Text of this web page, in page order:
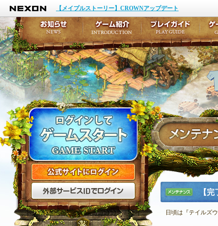
NEXON
【メイプルストーリー】CROWNアップデート
公式サイトにログイン
外部サービスIDでログ
メンテナ
ンス
【
日頃は『テイルズ
お知らせ
イベント
アップデート
メンテナンス
ゲーム紹介
キャラクター作成
テイルズ初級者講座
ここだけは知ってお